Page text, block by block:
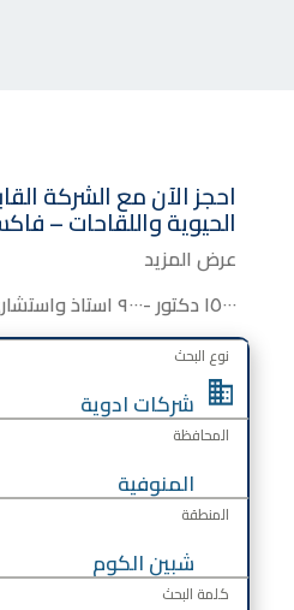
احجز الآن معالشركة
الحيوية واللقاحات –
عرض المزيد
١٥٠٠٠ دكتور -٩٠٠٠ استاذ واستشاري - اكثر من ٤٠ تخصص
نوع البحث
المحافظة
المنطقة
كلمة البحث